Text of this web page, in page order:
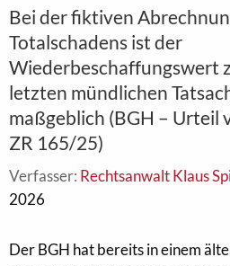
Bei der fiktiven
Totalschadens ist der
Wiederbeschaffungswert
letzten mündlichen
maßgeblich (BGH – Urteil
ZR 165/25)
Verfasser: Rechtsanwalt Klaus
2026
Der BGH hat bereits in einem